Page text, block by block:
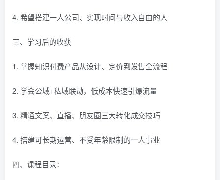
4. 希望搭建一人公司、实现时间与收入自由的人
三、学习后的收获
1. 掌握知识付费产品从设计、定价到发售全流程
2. 学会公域+私域联动，低成本快速引爆流量
3. 精通文案、直播、朋友圈三大转化成交技巧
4. 搭建可长期运营、不受年龄限制的一人事业
四、课程目录：